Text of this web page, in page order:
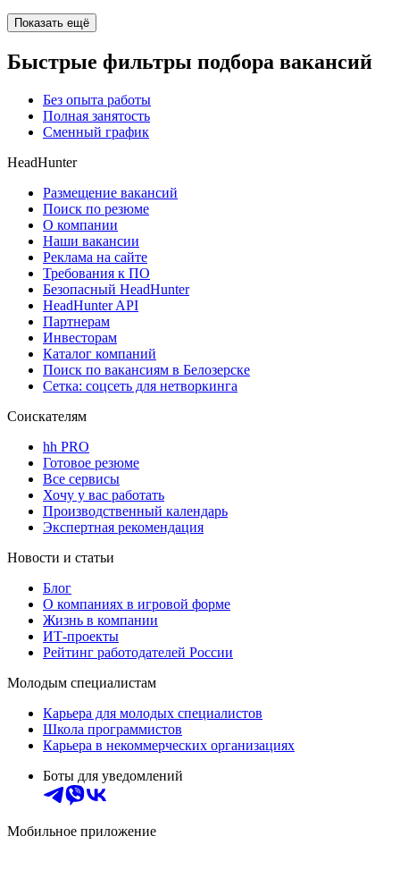
Показать ещё
Быстрые фильтры подбора вакансий
Без опыта работы
Полная занятость
Сменный график
HeadHunter
Размещение вакансий
Поиск по резюме
О компании
Наши вакансии
Реклама на сайте
Требования к ПО
Безопасный HeadHunter
HeadHunter API
Партнерам
Инвесторам
Каталог компаний
Поиск по вакансиям в Белозерске
Сетка: соцсеть для нетворкинга
Соискателям
hh PRO
Готовое резюме
Все сервисы
Хочу у вас работать
Производственный календарь
Экспертная рекомендация
Новости и статьи
Блог
О компаниях в игровой форме
Жизнь в компании
ИТ-проекты
Рейтинг работодателей России
Молодым специалистам
Карьера для молодых специалистов
Школа программистов
Карьера в некоммерческих организациях
Боты для уведомлений
Мобильное приложение